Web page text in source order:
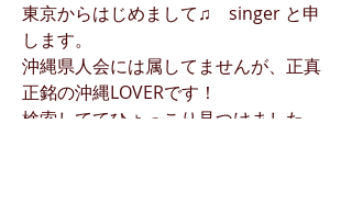
東京からはじめまして♫　singer と申
します。
沖縄県人会には属してませんが、正真
正銘の沖縄LOVERです！
検索しててひょっこり見つけました。